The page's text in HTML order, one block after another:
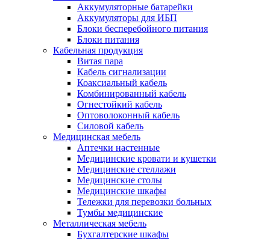
Аккумуляторные батарейки
Аккумуляторы для ИБП
Блоки бесперебойного питания
Блоки питания
Кабельная продукция
Витая пара
Кабель сигнализации
Коаксиальный кабель
Комбинированный кабель
Огнестойкий кабель
Оптоволоконный кабель
Силовой кабель
Медицинская мебель
Аптечки настенные
Медицинские кровати и кушетки
Медицинские стеллажи
Медицинские столы
Медицинские шкафы
Тележки для перевозки больных
Тумбы медицинские
Металлическая мебель
Бухгалтерские шкафы